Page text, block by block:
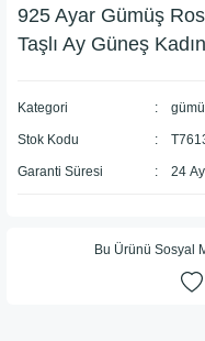
925 Ayar Gümüş
Taşlı Ay Güneş
Kategori
Stok Kodu
Garanti Süresi 24 Ay
Bu Ürünü Sosyal